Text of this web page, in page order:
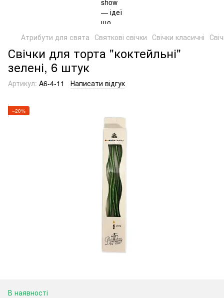
Атрибути для свята Святкові свічки Свічки класичні
Свічки для торта "коктейльні"
зелені, 6 штук
Артикул: A6-4-11 Написати відгук
−20%
В наявності